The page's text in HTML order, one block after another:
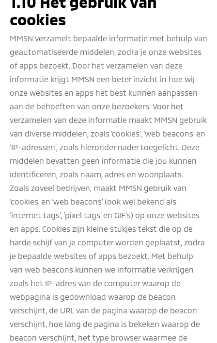
cookies
MMSN verzamelt bepaalde informatie met behulp van
geautomatiseerde middelen, zodra je onze websites
of apps bezoekt. Door het verzamelen van deze
informatie krijgt MMSN een beter inzicht in hoe wij
onze websites en apps het best kunnen aanpassen
aan de behoeften van onze bezoekers. Voor het
verzamelen van deze informatie maakt MMSN gebruik
van diverse middelen, zoals ‘cookies’, ‘web beacons’ en
‘IP-adressen’, zoals hieronder nader toegelicht. Deze
middelen bevatten geen informatie die jou kunnen
identificeren, zoals naam, adres en woonplaats.
Zoals zoveel bedrijven, maakt MMSN gebruik van
‘cookies’ en ‘web beacons’ (ook wel bekend als
‘internet tags’, ‘pixel tags’ en GIF’s) op onze websites
en apps. Cookies zijn kleine stukjes tekst die op de
harde schijf van je computer worden geplaatst, zodra
je bepaalde websites of apps bezoekt. Met behulp
van web beacons kunnen we informatie verkrijgen
zoals het IP-adres van de computer waarop de
webpagina is gedownload waarop de beacon
verschijnt, de URL van de pagina waarop de beacon
verschijnt, hoe lang de pagina is bekeken waarop de
beacon verschijnt, het type browser waarmee de